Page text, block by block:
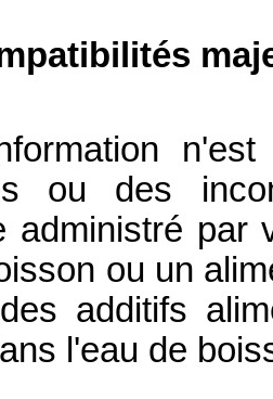
ou des
administré par
ou un
additifs
l'eau de